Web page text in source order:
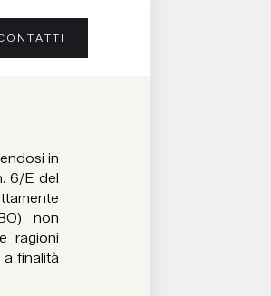
in
6/E del
non
ragioni
finalità